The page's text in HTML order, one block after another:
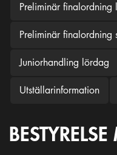
Preliminär finalordning
Preliminär finalordning
Juniorhandling lördag
Utställarinformation